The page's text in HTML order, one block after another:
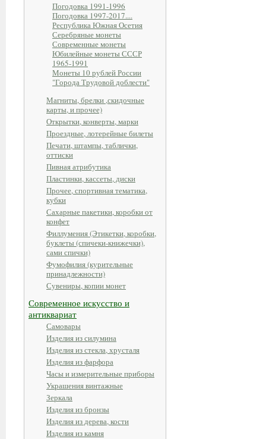
Погодовка 1991-1996
Погодовка 1997-2017....
Республика Южная Осетия
Серебряные монеты
Современные монеты
Юбилейные монеты СССР
1965-1991
Монеты 10 рублей России
"Города Трудовой доблести"
Магниты, брелки ,скидочные
карты, и прочее)
Открытки, конверты, марки
Проездные, лотерейные билеты
Печати, штампы, таблички,
оттиски
Пивная атрибутика
Пластинки, кассеты, диски
Прочее, спортивная тематика,
кубки
Сахарные пакетики, коробки от
конфет
Филлумения (Этикетки, коробки,
буклеты (спичеки-книжечки),
сами спички)
Фумофилия (курительные
принадлежности)
Сувениры, копии монет
Современное искусство и
антиквариат
Самовары
Изделия из силумина
Изделия из стекла, хрусталя
Изделия из фарфора
Часы и измерительные приборы
Украшения винтажные
Зеркала
Изделия из бронзы
Изделия из дерева, кости
Изделия из камня